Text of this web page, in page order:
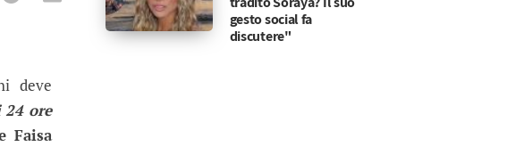
l’8 novembre 2024
deve
24 ore
Faisa
gesto social fa
discutere"